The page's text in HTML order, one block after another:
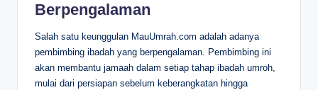
Berpengalaman
Salah satu keunggulan MauUmrah.com adalah adanya
pembimbing ibadah yang berpengalaman. Pembimbing ini
akan membantu jamaah dalam setiap tahap ibadah umroh,
mulai dari persiapan sebelum keberangkatan hingga